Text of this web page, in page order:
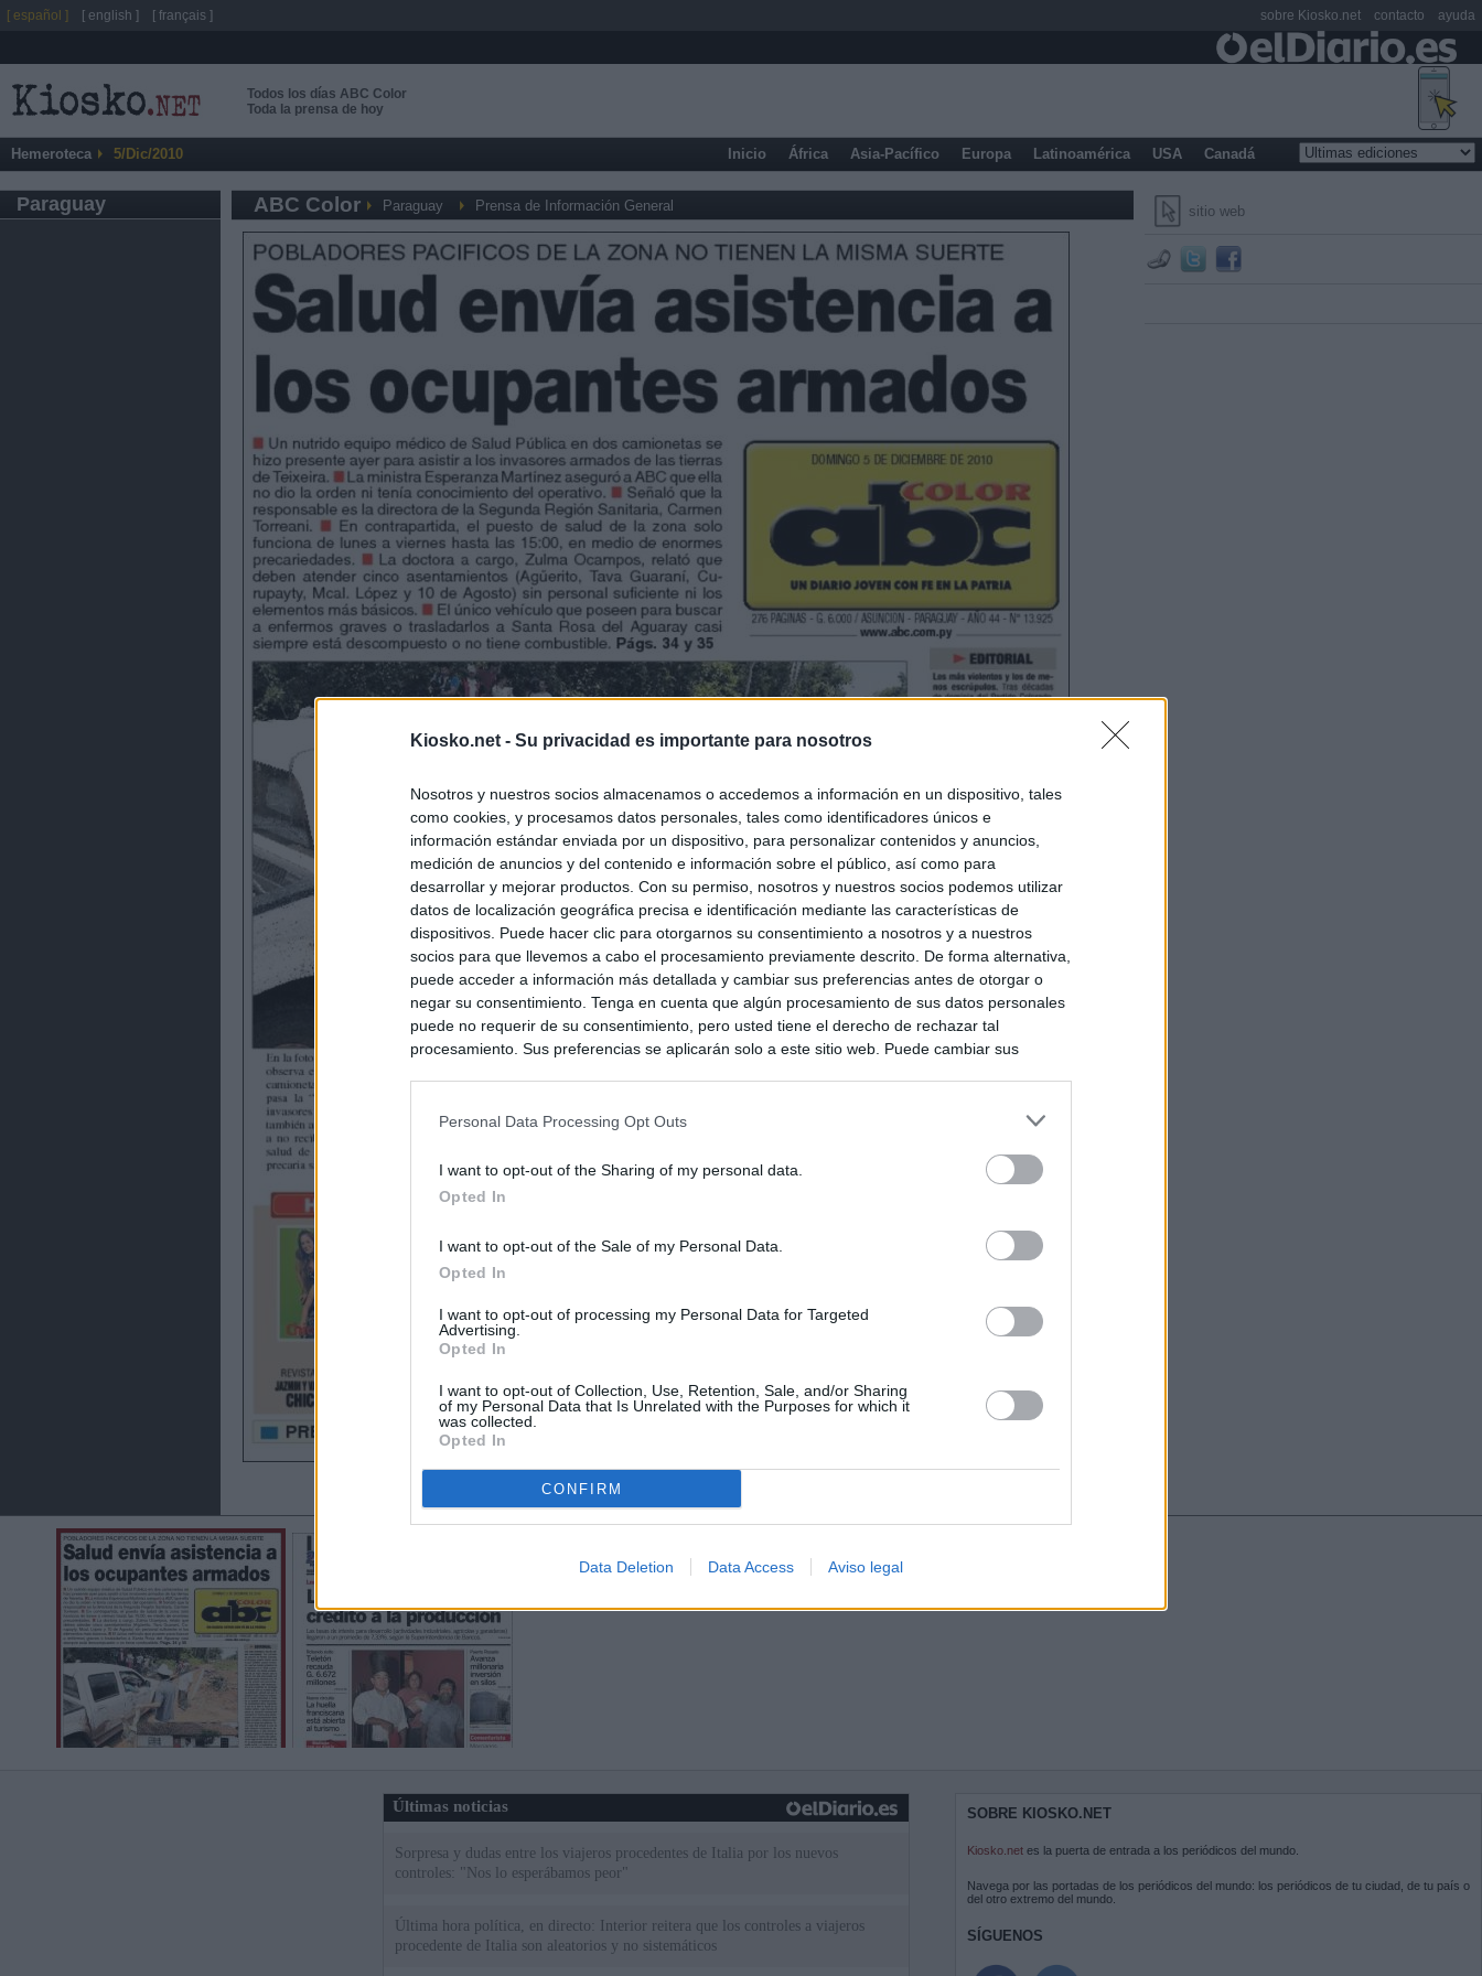
Kiosko.net - Su privacidad es importante para nosotros
Nosotros y nuestros socios almacenamos o accedemos a información en un dispositivo, tales
como cookies, y procesamos datos personales, tales como identificadores únicos e
información estándar enviada por un dispositivo, para personalizar contenidos y anuncios,
medición de anuncios y del contenido e información sobre el público, así como para
desarrollar y mejorar productos. Con su permiso, nosotros y nuestros socios podemos utilizar
datos de localización geográfica precisa e identificación mediante las características de
dispositivos. Puede hacer clic para otorgarnos su consentimiento a nosotros y a nuestros
socios para que llevemos a cabo el procesamiento previamente descrito. De forma alternativa,
puede acceder a información más detallada y cambiar sus preferencias antes de otorgar o
negar su consentimiento. Tenga en cuenta que algún procesamiento de sus datos personales
puede no requerir de su consentimiento, pero usted tiene el derecho de rechazar tal
procesamiento. Sus preferencias se aplicarán solo a este sitio web. Puede cambiar sus
Personal Data Processing Opt Outs
I want to opt-out of the Sharing of my personal data.
Opted In
I want to opt-out of the Sale of my Personal Data.
Opted In
I want to opt-out of processing my Personal Data for Targeted
Advertising.
Opted In
I want to opt-out of Collection, Use, Retention, Sale, and/or Sharing
of my Personal Data that Is Unrelated with the Purposes for which it
was collected.
Opted In
CONFIRM
Data Deletion Data Access Aviso legal
Todos los días ABC Color
Toda la prensa de hoy
Hemeroteca 5/Dic/2010 Inicio África Asia-Pacífico Europa Latinoamérica USA Canadá
Paraguay sitio web
ABC Color Paraguay Prensa de Información General
Últimas noticias
Sorpresa y dudas entre los viajeros procedentes de Italia por los nuevos
controles: "Nos lo esperábamos peor"
Última hora política, en directo: Interior reitera que los controles a viajeros
procedente de Italia son aleatorios y no sistemáticos
SOBRE KIOSKO.NET
Kiosko.net es la puerta de entrada a los periódicos del mundo.
Navega por las portadas de los periódicos del mundo: los periódicos de tu ciudad, de tu país o
del otro extremo del mundo.
SÍGUENOS
[ español ] [ english ] [ français ] sobre Kiosko.net contacto ayuda